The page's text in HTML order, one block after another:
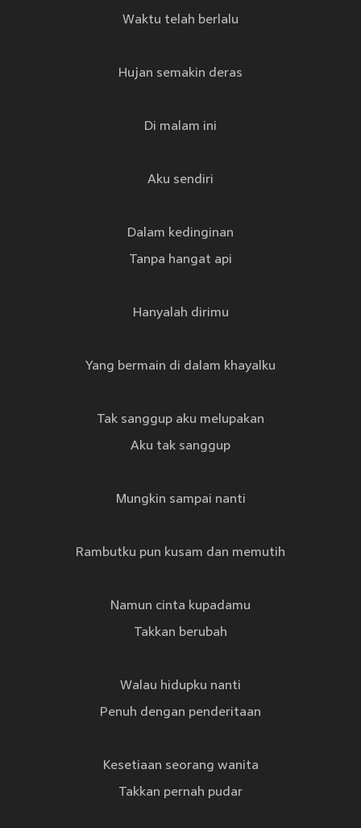
Waktu telah berlalu
Hujan semakin deras
Di malam ini
Aku sendiri
Dalam kedinginan
Tanpa hangat api
Hanyalah dirimu
Yang bermain di dalam khayalku
Tak sanggup aku melupakan
Aku tak sanggup
Mungkin sampai nanti
Rambutku pun kusam dan memutih
Namun cinta kupadamu
Takkan berubah
Walau hidupku nanti
Penuh dengan penderitaan
Kesetiaan seorang wanita
Takkan pernah pudar